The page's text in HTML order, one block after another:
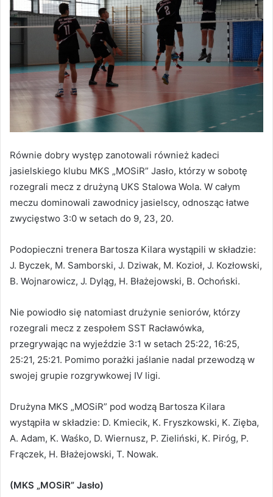
Równie dobry występ zanotowali również kadeci
jasielskiego klubu MKS „MOSiR” Jasło, którzy w sobotę
rozegrali mecz z drużyną UKS Stalowa Wola. W całym
meczu dominowali zawodnicy jasielscy, odnosząc łatwe
zwycięstwo 3:0 w setach do 9, 23, 20.
Podopieczni trenera Bartosza Kilara wystąpili w składzie:
J. Byczek, M. Samborski, J. Dziwak, M. Kozioł, J. Kozłowski,
B. Wojnarowicz, J. Dyląg, H. Błażejowski, B. Ochoński.
Nie powiodło się natomiast drużynie seniorów, którzy
rozegrali mecz z zespołem SST Racławówka,
przegrywając na wyjeździe 3:1 w setach 25:22, 16:25,
25:21, 25:21. Pomimo porażki jaślanie nadal przewodzą w
swojej grupie rozgrywkowej IV ligi.
Drużyna MKS „MOSiR” pod wodzą Bartosza Kilara
wystąpiła w składzie: D. Kmiecik, K. Fryszkowski, K. Zięba,
A. Adam, K. Waśko, D. Wiernusz, P. Zieliński, K. Piróg, P.
Frączek, H. Błażejowski, T. Nowak.
(MKS „MOSiR” Jasło)